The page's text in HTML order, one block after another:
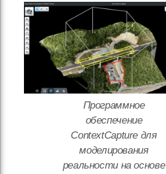
Программное
обеспечение
ContextCapture для
моделирования
реальности на основе